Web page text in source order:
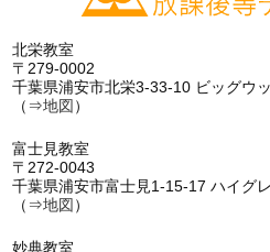
北栄教室
〒279-0002
千葉県浦安市北栄3-33-10 ビッグウ
（⇒地図 ）
富士見教室
〒272-0043
千葉県浦安市富士見1-15-17 ハイグ
（⇒地図 ）
妙典教室